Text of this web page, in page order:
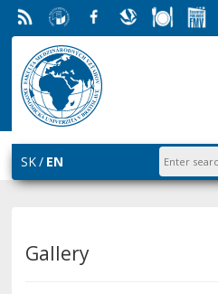
RSS University
of
Economics
in
Bratislava
Facebook
SlovakDining
SK EN
Gallery